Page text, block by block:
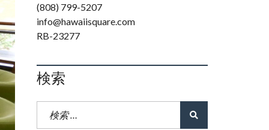
(808) 799-5207
info@hawaiisquare.com
RB-23277
検索